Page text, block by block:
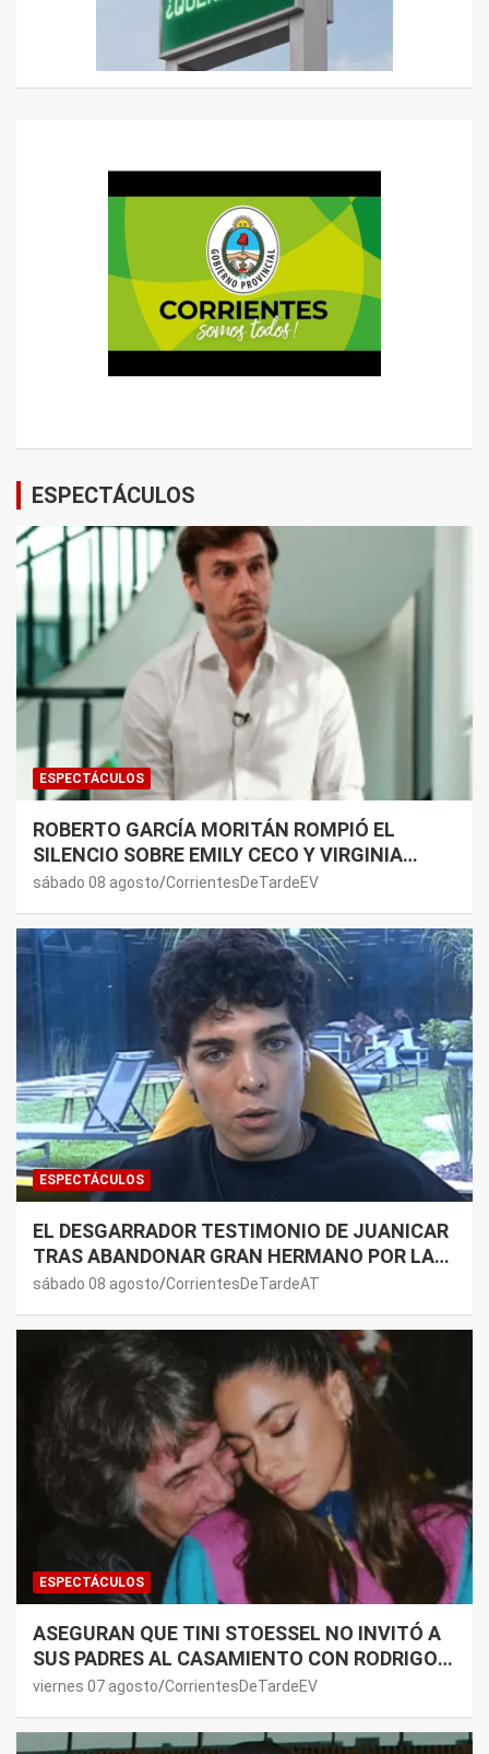
ESPECTÁCULOS
ESPECTÁCULOS
ROBERTO GARCÍA MORITÁN ROMPIÓ EL
SILENCIO SOBRE EMILY CECO Y VIRGINIA
GALLARDO: “DEDÍQUENSE A SUS VIDAS”
sábado 08 agosto CorrientesDeTardeEV
ESPECTÁCULOS
EL DESGARRADOR TESTIMONIO DE JUANICAR
TRAS ABANDONAR GRAN HERMANO POR LA
SALUD DE SU MAMÁ.
sábado 08 agosto CorrientesDeTardeAT
ESPECTÁCULOS
ASEGURAN QUE TINI STOESSEL NO INVITÓ A
SUS PADRES AL CASAMIENTO CON RODRIGO
DE PAUL: LOS MOTIVOS
viernes 07 agosto CorrientesDeTardeEV